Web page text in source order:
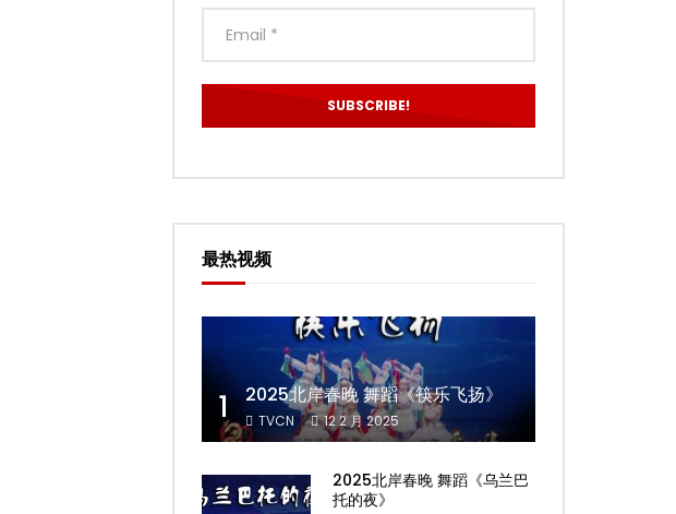
最热视频
1 2025北岸春晚 舞蹈《筷乐飞扬》
TVCN 12 2 月 2025
2025北岸春晚 舞蹈《乌兰巴
托的夜》